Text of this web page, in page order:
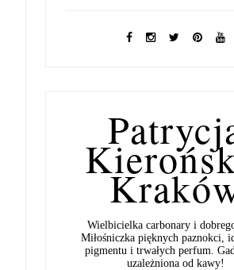
Wielbicielka carbonary i
Miłośniczka pięknych paznokci,
pigmentu i trwałych perfum.
uzależniona od kawy!